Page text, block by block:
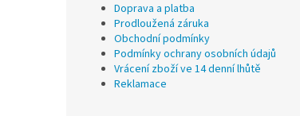
Doprava a platba
Prodloužená záruka
Obchodní podmínky
Podmínky ochrany osobních údajů
Vrácení zboží ve 14 denní lhůtě
Reklamace